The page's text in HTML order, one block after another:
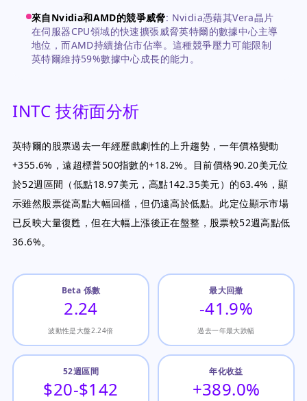
來自Nvidia和AMD的競爭威脅: Nvidia憑藉其Vera晶片
在伺服器CPU領域的快速擴張威脅英特爾的數據中心主導
地位，而AMD持續搶佔市佔率。這種競爭壓力可能限制
英特爾維持59%數據中心成長的能力。
INTC 技術面分析
英特爾的股票過去一年經歷戲劇性的上升趨勢，一年價格變動
+355.6%，遠超標普500指數的+18.2%。目前價格90.20美元位
於52週區間（低點18.97美元，高點142.35美元）的63.4%，顯
示雖然股票從高點大幅回檔，但仍遠高於低點。此定位顯示市場
已反映大量復甦，但在大幅上漲後正在盤整，股票較52週高點低
36.6%。
Beta 係數
2.24
波動性是大盤2.24倍
最大回撤
-41.9%
過去一年最大跌幅
52週區間
$20-$142
年化收益
+389.0%